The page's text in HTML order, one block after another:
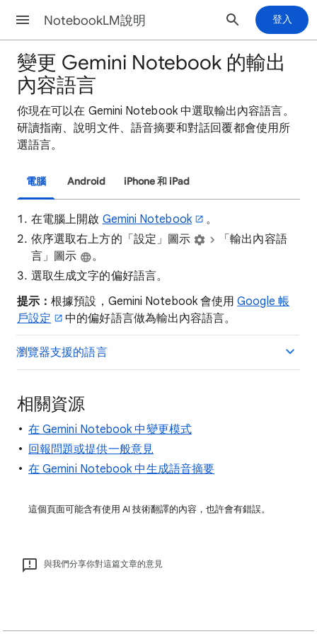
NotebookLM說明 登入
變更 Gemini Notebook 的輸出
內容語言
你現在可以在 Gemini Notebook 中選取輸出內容語言。
研讀指南、說明文件、語音摘要和對話回覆都會使用所
選語言。
電腦 Android iPhone 和 iPad
在電腦上開啟 Gemini Notebook
。
依序選取右上方的「設定」圖示
「輸出內容語
言」圖示
。
選取生成文字的偏好語言。
提示：根據預設，Gemini Notebook 會使用Google 帳
戶設定
中的偏好語言做為輸出內容語言。
瀏覽器支援的語言
相關資源
在 Gemini Notebook 中變更模式
回報問題或提供一般意見
在 Gemini Notebook 中生成語音摘要
這個頁面可能含有使用 AI 技術翻譯的內容，也許會有錯誤。
與我們分享你對這篇文章的意見